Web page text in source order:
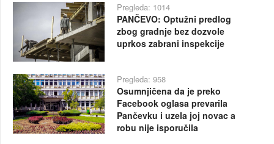
Pregleda: 1014
PANČEVO: Optužni predlog
zbog gradnje bez dozvole
uprkos zabrani inspekcije
Pregleda: 958
Osumnjičena da je preko
Facebook oglasa prevarila
Pančevku i uzela joj novac a
robu nije isporučila